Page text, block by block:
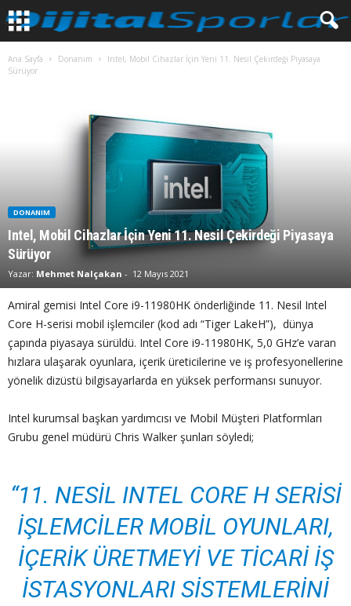
Ana Sayfa Donanım
Intel, Mobil Cihazlar İçin Yeni 11. Nesil Çekirdeği Piyasaya
Sürüyor
DONANIM
Intel, Mobil Cihazlar İçin Yeni 11. Nesil Çekirdeği Piyasaya
Sürüyor
Yazar: Mehmet Nalçakan - 12 Mayıs 2021
Amiral gemisi Intel Core i9-11980HK önderliğinde 11. Nesil Intel
Core H-serisi mobil işlemciler (kod adı “Tiger LakeH”), dünya
çapında piyasaya sürüldü. Intel Core i9-11980HK, 5,0 GHz’e varan
hızlara ulaşarak oyunlara, içerik üreticilerine ve iş profesyonellerine
yönelik dizüstü bilgisayarlarda en yüksek performansı sunuyor.
Intel kurumsal başkan yardımcısı ve Mobil Müşteri Platformları
Grubu genel müdürü Chris Walker şunları söyledi;
“11. NESIL INTEL CORE H SERISI
IŞLEMCILER MOBIL OYUNLARI,
IÇERIK ÜRETMEYI VE TICARI IŞ
ISTASYONLARI SISTEMLERINI